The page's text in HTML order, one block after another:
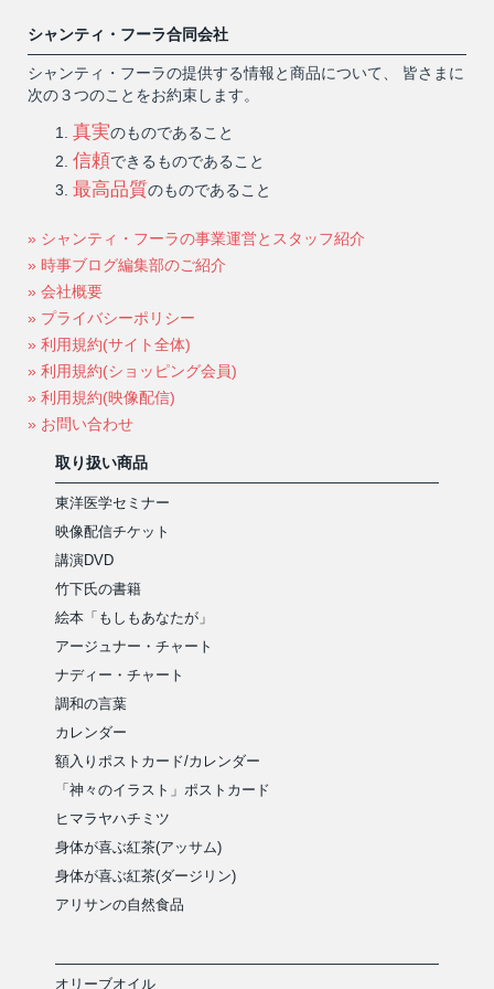
シャンティ・フーラ合同会社
シャンティ・フーラの提供する情報と商品について、 皆さまに
次の３つのことをお約束します。
真実のものであること
信頼できるものであること
最高品質のものであること
» シャンティ・フーラの事業運営とスタッフ紹介
» 時事ブログ編集部のご紹介
» 会社概要
» プライバシーポリシー
» 利用規約(サイト全体)
» 利用規約(ショッピング会員)
» 利用規約(映像配信)
» お問い合わせ
取り扱い商品
東洋医学セミナー
映像配信チケット
講演DVD
竹下氏の書籍
絵本「もしもあなたが」
アージュナー・チャート
ナディー・チャート
調和の言葉
カレンダー
額入りポストカード/カレンダー
「神々のイラスト」ポストカード
ヒマラヤハチミツ
身体が喜ぶ紅茶(アッサム)
身体が喜ぶ紅茶(ダージリン)
アリサンの自然食品
オリーブオイル